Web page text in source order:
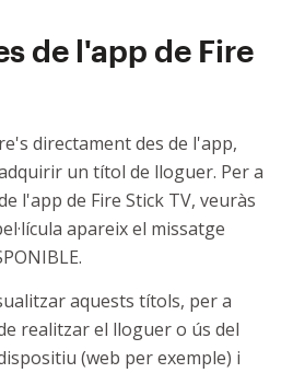
de l'app de Fire
directament des de l'app,
un títol de lloguer. Per a
l'app de Fire Stick TV, veuràs
apareix el missatge
aquests títols, per a
realitzar el lloguer o ús del
(web per exemple) i